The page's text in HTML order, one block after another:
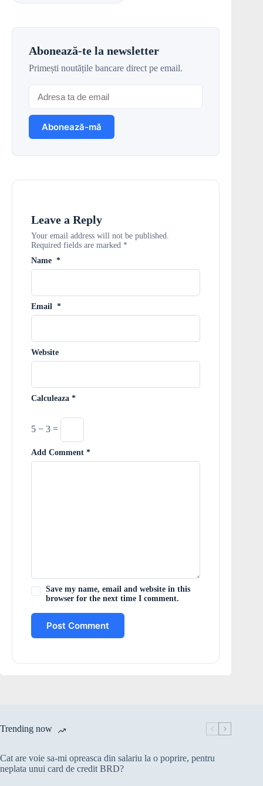
Abonează-te la newsletter
Primești noutățile bancare direct pe email.
Leave a Reply
Your email address will not be published.
Required fields are marked *
Name *
Email *
Website
Calculeaza *
5 − 3 =
Add Comment *
Save my name, email and website in this
browser for the next time I comment.
Post Comment
Trending now
Cat are voie sa-mi opreasca din salariu la o poprire, pentru
neplata unui card de credit BRD?